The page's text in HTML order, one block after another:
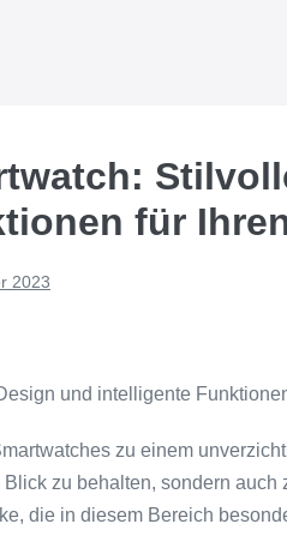
für
2023
und intelligente
zu einem
zu behalten, sondern
die in diesem Bereich